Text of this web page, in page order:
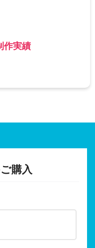
作実績
購入